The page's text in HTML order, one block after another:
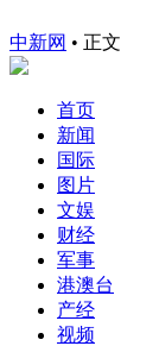
中新网 • 正文
首页
新闻
国际
图片
文娱
财经
军事
港澳台
产经
视频